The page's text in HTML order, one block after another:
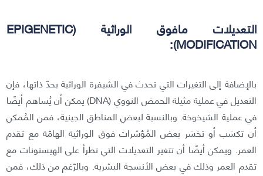
التعديلات مافوق الوراثية (EPIGENETIC
MODIFICATION):
بالإضافة إلى التغيرات التي تحدث في الشيفرة الوراثية بحدّ ذاتها، فإن
التعديل في عملية مثيلة الحمض النووي (DNA) يمكن أن يُساهم أيضًا
في عملية الشيخوخة. وبالنسبة لبعض المناطق الجينية، فمن المُمكن
أن تكسَب أو تخسَر بعض المُؤشرات فوق الوراثية الهامّة مع تقدم
العمر. ويمكن أيضًا أن تتغير التعديلات التي تطرأ على الهيستونات مع
تقدم العمر وذلك في بعض الأنسجة البشرية. وبالرّغم من ذلك، فمن